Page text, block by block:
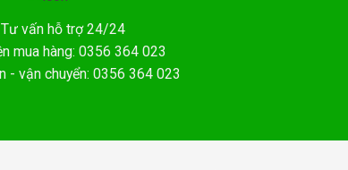
Tư vấn hỗ trợ 24/24
mua hàng: 0356 364 023
- vận chuyển: 0356 364 023